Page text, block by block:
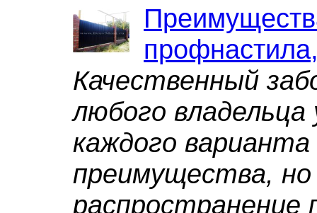
Качественный
любого
каждого
преимущества,
распространение